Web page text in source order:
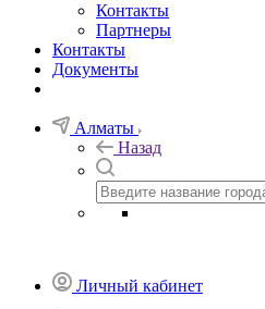
Контакты
Партнеры
Контакты
Документы
Алматы
Назад
Личный кабинет